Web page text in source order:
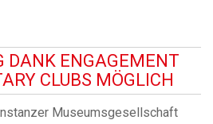
DANK ENGAGEMENT
CLUBS MÖGLICH
Museumsgesellschaft